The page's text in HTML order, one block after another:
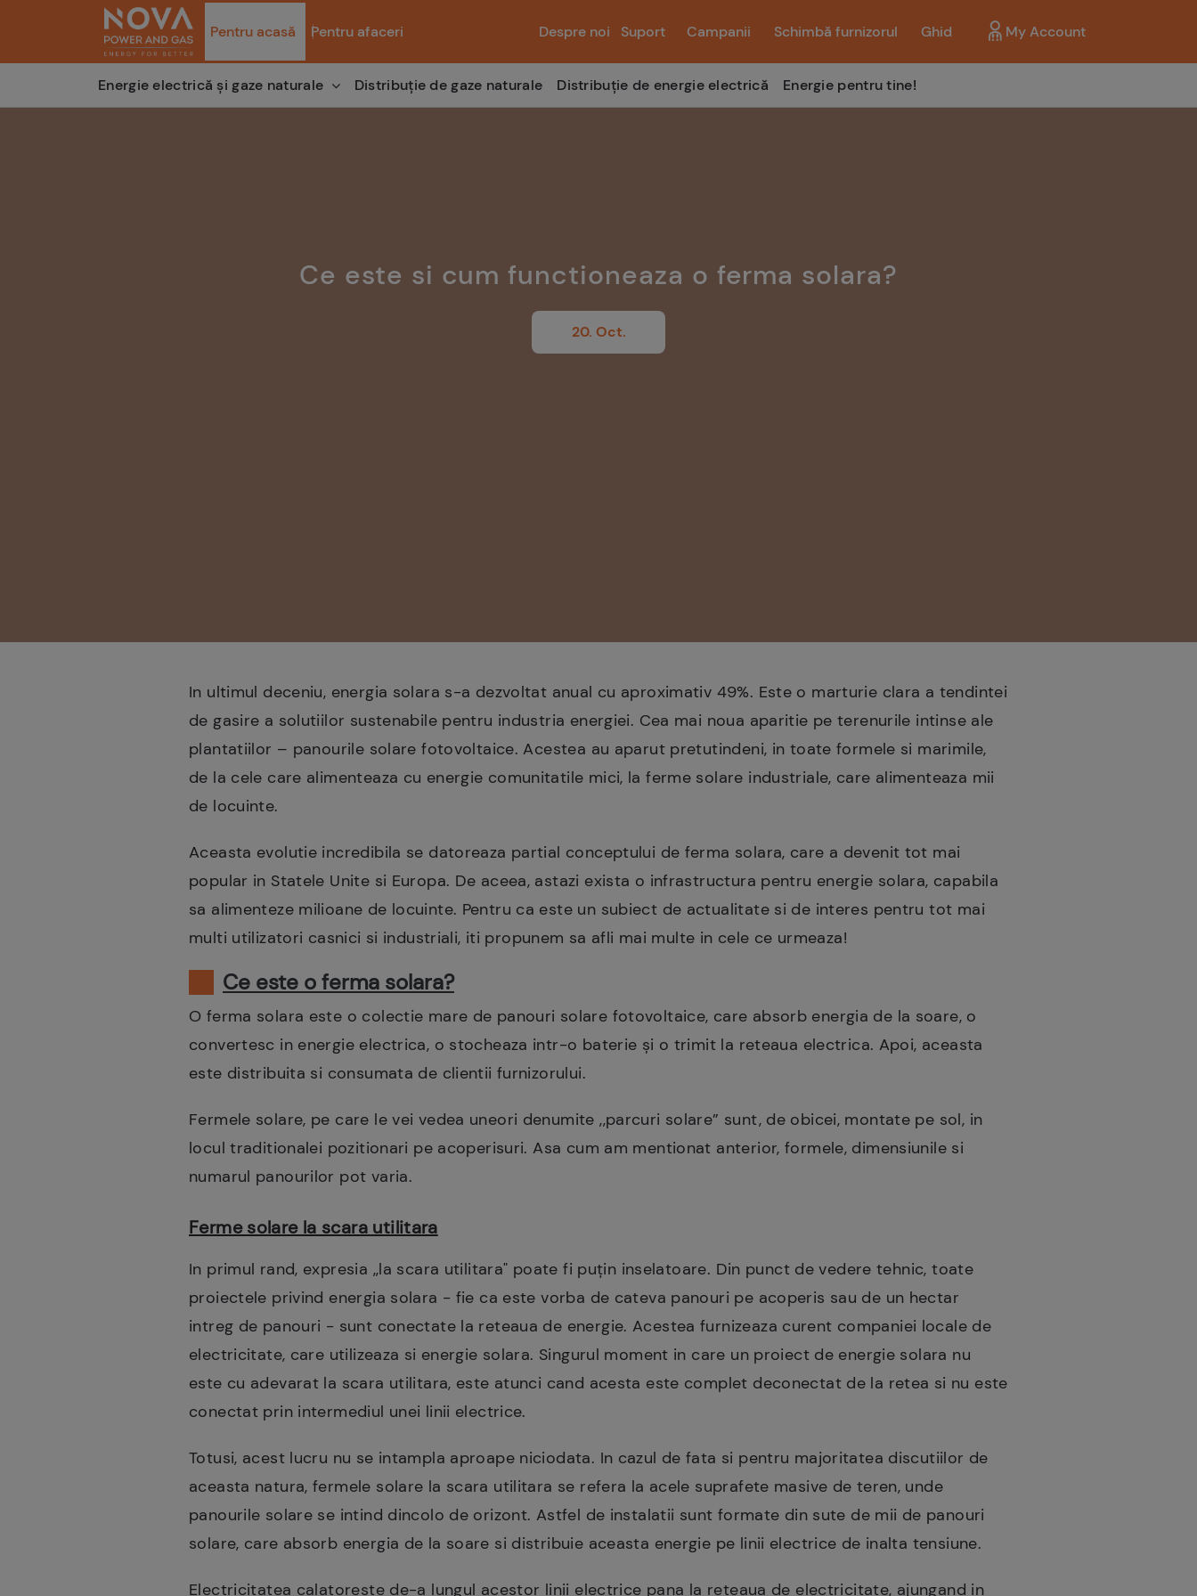
Pentru acasă Pentru afaceri Despre noi Suport Campanii Schimbă furnizorul Ghid My Account
Energie electrică și gaze naturale Distribuție de gaze naturale Distribuție de energie electrică Energie pentru tine!
Ce este si cum functioneaza o ferma solara?
20. Oct.
In ultimul deceniu, energia solara s-a dezvoltat anual cu aproximativ 49%. Este o marturie clara a tendintei
de gasire a solutiilor sustenabile pentru industria energiei. Cea mai noua aparitie pe terenurile intinse ale
plantatiilor – panourile solare fotovoltaice. Acestea au aparut pretutindeni, in toate formele si marimile,
de la cele care alimenteaza cu energie comunitatile mici, la ferme solare industriale, care alimenteaza mii
de locuinte.
Aceasta evolutie incredibila se datoreaza partial conceptului de ferma solara, care a devenit tot mai
popular in Statele Unite si Europa. De aceea, astazi exista o infrastructura pentru energie solara, capabila
sa alimenteze milioane de locuinte. Pentru ca este un subiect de actualitate si de interes pentru tot mai
multi utilizatori casnici si industriali, iti propunem sa afli mai multe in cele ce urmeaza!
Ce este o ferma solara?
O ferma solara este o colectie mare de panouri solare fotovoltaice, care absorb energia de la soare, o
convertesc in energie electrica, o stocheaza intr-o baterie și o trimit la reteaua electrica. Apoi, aceasta
este distribuita si consumata de clientii furnizorului.
Fermele solare, pe care le vei vedea uneori denumite ,,parcuri solare” sunt, de obicei, montate pe sol, in
locul traditionalei pozitionari pe acoperisuri. Asa cum am mentionat anterior, formele, dimensiunile si
numarul panourilor pot varia.
Ferme solare la scara utilitara
In primul rand, expresia ,,la scara utilitara" poate fi puțin inselatoare. Din punct de vedere tehnic, toate
proiectele privind energia solara - fie ca este vorba de cateva panouri pe acoperis sau de un hectar
intreg de panouri - sunt conectate la reteaua de energie. Acestea furnizeaza curent companiei locale de
electricitate, care utilizeaza si energie solara. Singurul moment in care un proiect de energie solara nu
este cu adevarat la scara utilitara, este atunci cand acesta este complet deconectat de la retea si nu este
conectat prin intermediul unei linii electrice.
Totusi, acest lucru nu se intampla aproape niciodata. In cazul de fata si pentru majoritatea discutiilor de
aceasta natura, fermele solare la scara utilitara se refera la acele suprafete masive de teren, unde
panourile solare se intind dincolo de orizont. Astfel de instalatii sunt formate din sute de mii de panouri
solare, care absorb energia de la soare si distribuie aceasta energie pe linii electrice de inalta tensiune.
Electricitatea calatoreste de-a lungul acestor linii electrice pana la reteaua de electricitate, ajungand in